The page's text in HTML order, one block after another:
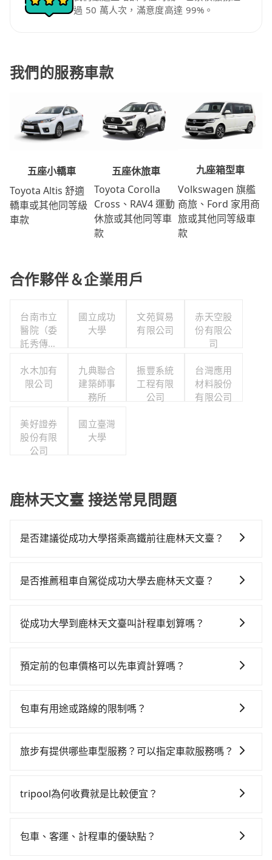
過 50 萬人次，滿意度高達 99%。
我們的服務車款
五座小轎車
Toyota Altis 舒適
轎車或其他同等級
車款
五座休旅車
Toyota Corolla
Cross、RAV4 運動
休旅或其他同等車
款
九座箱型車
Volkswagen 旗艦
商旅、Ford 家用商
旅或其他同等級車
款
合作夥伴＆企業用戶
台南市立
醫院（委
託秀傳醫
人經營）
國立成功
大學
文苑貿易
有限公司
赤天空股
份有限公
司
水木加有
限公司
九典聯合
建築師事
務所
振豐系統
工程有限
公司
台灣應用
材料股份
有限公司
美好證券
股份有限
公司
國立臺灣
大學
鹿林天文臺 接送常見問題
是否建議從成功大學搭乘高鐵前往鹿林天文臺？
貴，且難叫計程車前往高鐵站！不過從最早一班車06:03
設從成功大學 (台南市東區) 前往最靠近的台南高鐵站，
鐘，再乘坐39~44分鐘（平均41分）的高鐵從台南站前
1,900元後，抵達鹿林天文臺 (南投縣信義鄉) 的目的地。
執照的計程車僅有4,100多輛，計程車的密度為雙北的
機不按表收費，看乘客是外地人便漫天喊價或恣意繞
搭乘高鐵可以比坐車快，但卻要額外支出約240元的交通
是否推薦租車自駕從成功大學去鹿林天文臺？
時不需要閉目養神（因為要自己開車），最重要的是你
$115~205承租小轎車，每公里再額外加收$3.2，從成功
回），雖已將eTag和可能的每小時40元路邊停車費用預
Yaris、Prius C、Vios這類乘坐體驗較差的車款，如果人
發現仍有上一組乘客遺留的垃圾或者撞凹的車門仍未被
還，又或者要還車時卻偏偏找不到停車位，對於急著用
從成功大學到鹿林天文臺叫計程車划算嗎？
灣大車隊、Uber、Line Taxi、Yoxi等，如果在路邊攔不
看。依照里程跳錶計算，價格約為4,375~5,300元間。不
的20倍之多。如果當天或隔天也要原路返回，鹿林天文
機不按錶計費，約有17%會採現場議價，建議最好先上
時，叫兩輛計程車的費用就貴了，改預約一輛tripool的
預定前的包車價格可以先車資計算嗎？
無隱藏費用，讓您可以隨時掌握交通開支。
包車有用途或路線的限制嗎？
方，只要是長途交通且途中遵守台灣法律，無論是清明
檢疫、預約叫車、機場接送、定期洗腎、包月上下班，
司報帳打統編，在結帳時可以受理，並於乘車後一週內
旅步有提供哪些車型服務？可以指定車款服務嗎？
指定車款服務的需求，可以先將您的需先提供旅步，會
tripool為何收費就是比較便宜？
一次使用tripool的會擔心價格比市價便宜不少，是不是
包車、客運、計程車的優缺點？